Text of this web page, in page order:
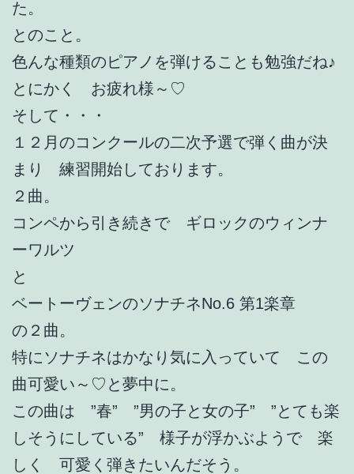
た。
とのこと。
色んな種類のピアノを弾けることも勉強だね♪
とにかく お疲れ様～♡
そして・・・
１２月のコンクールの二次予選で弾く曲が決
まり 練習開始しております。
２曲。
コンペから引き続きで ギロックのウィンナ
ーワルツ
と
ベートーヴェンのソナチネNo.6 第1楽章
の２曲。
特にソナチネはかなり気に入っていて この
曲可愛い～♡と夢中に。
この曲は ”春” ”男の子と女の子” ”とても楽
しそうにしている” 様子が浮かぶようで 楽
しく 可愛く弾きたいんだそう。